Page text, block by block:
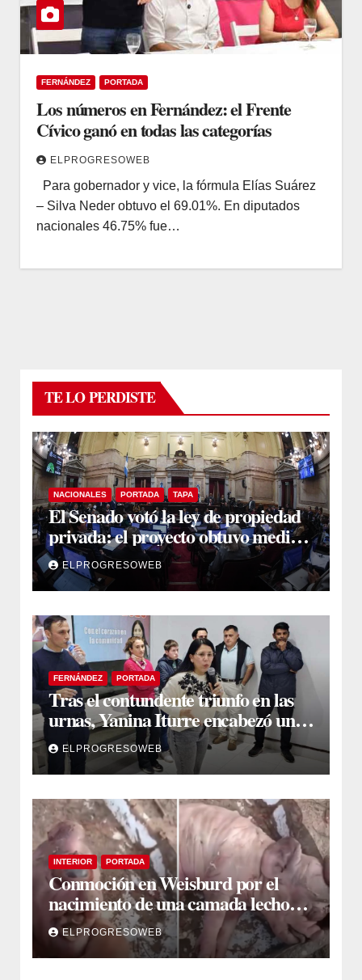
FERNÁNDEZ PORTADA
Los números en Fernández: el Frente
Cívico ganó en todas las categorías
ELPROGRESOWEB
Para gobernador y vice, la fórmula Elías Suárez
– Silva Neder obtuvo el 69.01%. En diputados
nacionales 46.75% fue…
TE LO PERDISTE
NACIONALES PORTADA TAPA
El Senado votó la ley de propiedad
privada: el proyecto obtuvo media
sanción
ELPROGRESOWEB
FERNÁNDEZ PORTADA
Tras el contundente triunfo en las
urnas, Yanina Iturre encabezó un
encuentro con vecinos y dirigentes
en Fernández
ELPROGRESOWEB
INTERIOR PORTADA
Conmoción en Weisburd por el
nacimiento de una camada lechones
con graves deformaciones
ELPROGRESOWEB